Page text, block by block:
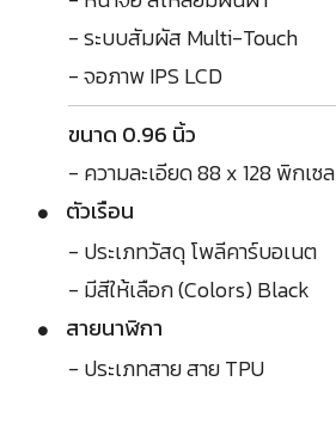
- ระบบสัมผัส Multi-Touch
- จอภาพ IPS LCD
ขนาด 0.96 นิ้ว
- ความละเอียด 88 x 128 พิกเซล
ตัวเรือน
- ประเภทวัสดุ โพลีคาร์บอเนต
- มีสีให้เลือก (Colors) Black
สายนาฬิกา
- ประเภทสาย สาย TPU